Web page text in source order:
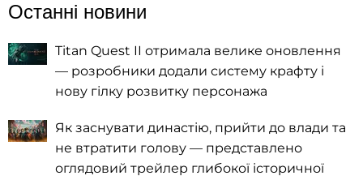
Останні новини
Titan Quest II отримала велике оновлення
— розробники додали систему крафту і
нову гілку розвитку персонажа
Як заснувати династію, прийти до влади та
не втратити голову — представлено
оглядовий трейлер глибокої історичної